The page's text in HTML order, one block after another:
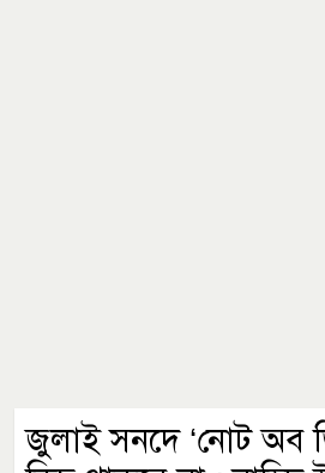
জুলাই সনদে ‘নোট অব